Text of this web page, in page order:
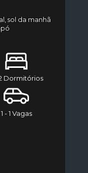
sol da manhã
Dormitórios
1 - 1 Vagas